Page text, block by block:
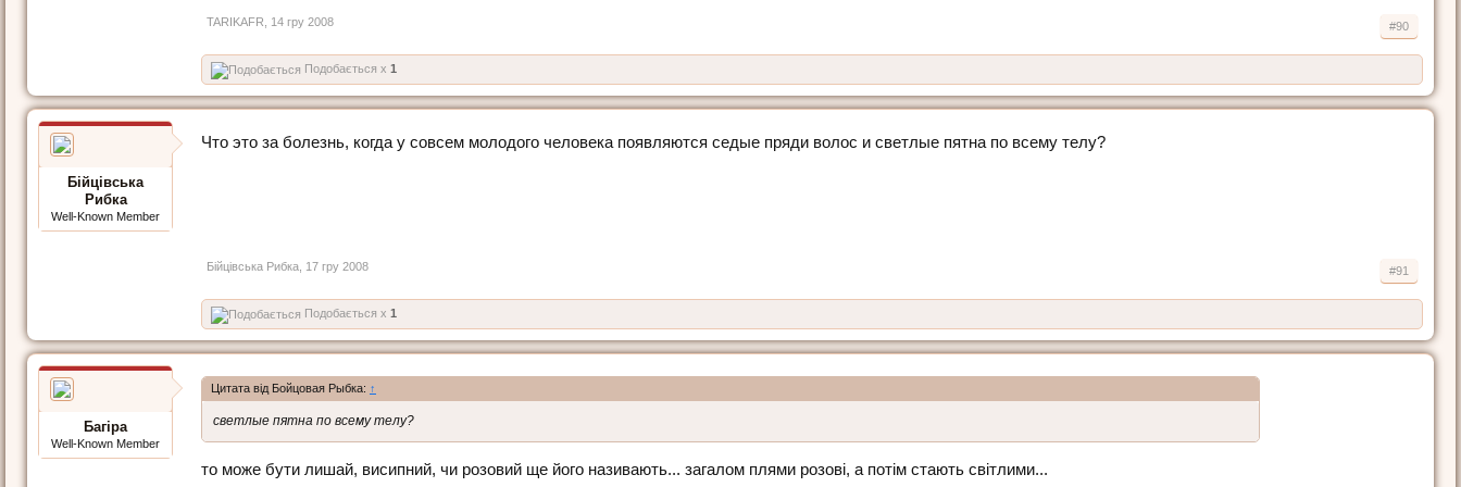
TARIKAFR 14 гру 2008 #90
Подобається x 1
Бійцівська
Рибка
Well-Known Member
Что это за болезнь, когда у совсем молодого человека появляются седые пряди волос и светлые пятна по всему телу?
Бійцівська Рибка 17 гру 2008 #91
Подобається x 1
Багіра
Well-Known Member
Цитата від Бойцовая Рыбка: ↑
светлые пятна по всему телу?
то може бути лишай, висипний, чи розовий ще його називають... загалом плями розові, а потім стають світлими...